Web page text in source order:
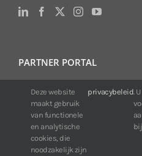
PARTNER PORTAL
Voor klanten van IDIS:
24/7 beschikbaarheid, altijd en
Web:https://
Deze website
maakt gebruik
van functionele
en analytische
cookies, die
noodzakelijk zijn
privacybeleid.
bij